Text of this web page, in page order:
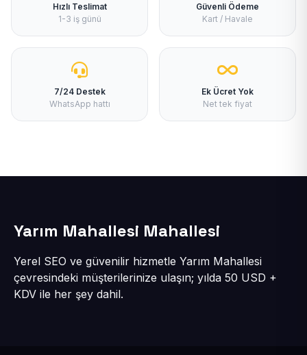
Hızlı Teslimat
1-3 iş günü
Güvenli Ödeme
Kart / Havale
7/24 Destek
WhatsApp hattı
Ek Ücret Yok
Net tek fiyat
Yarım Mahallesi Mahallesi
Yerel SEO ve güvenilir hizmetle Yarım Mahallesi
çevresindeki müşterilerinize ulaşın; yılda 50 USD +
KDV ile her şey dahil.